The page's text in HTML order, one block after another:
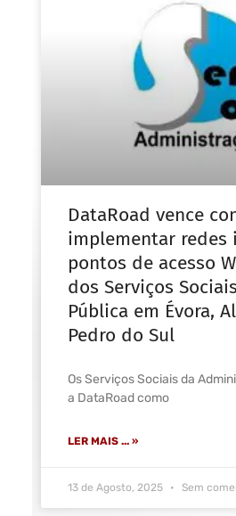
DataRoad vence
implementar redes
pontos de acesso
dos Serviços
Pública em Évora,
Pedro do Sul
Os Serviços Sociais da
a DataRoad como
LER MAIS ... »
13 de Agosto, 2025 Sem